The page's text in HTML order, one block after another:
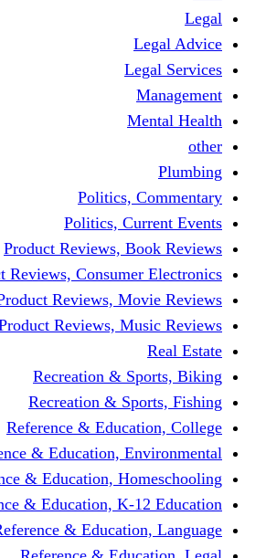
Politics,
Politics,
Product Reviews,
Product Reviews,
Product Reviews,
Product Reviews,
Recreation &
Recreation &
Reference &
Reference & Education,
Reference & Education,
Reference & Education, K-
Reference &